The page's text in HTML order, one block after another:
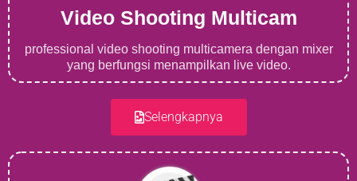
Video Shooting Multicam
professional video shooting multicamera dengan mixer
yang berfungsi menampilkan live video.
Selengkapnya